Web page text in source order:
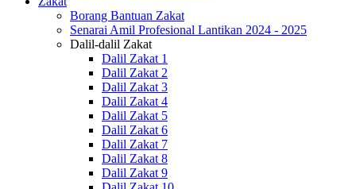
Borang Bantuan Zakat
Senarai Amil Profesional Lantikan 2024 - 2025
Dalil-dalil Zakat
Dalil Zakat 1
Dalil Zakat 2
Dalil Zakat 3
Dalil Zakat 4
Dalil Zakat 5
Dalil Zakat 6
Dalil Zakat 7
Dalil Zakat 8
Dalil Zakat 9